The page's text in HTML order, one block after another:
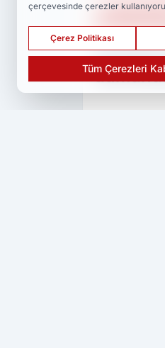
çerçevesinde çerezler
Çerez Politikası
Tüm Çerezleri